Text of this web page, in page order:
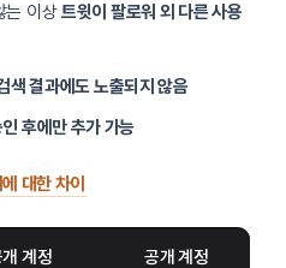
는 이상 트윗이 팔로워 외 다른 사용
색 결과에도 노출되지 않음
후에만 추가 가능
대한 차이
계정 공개 계정